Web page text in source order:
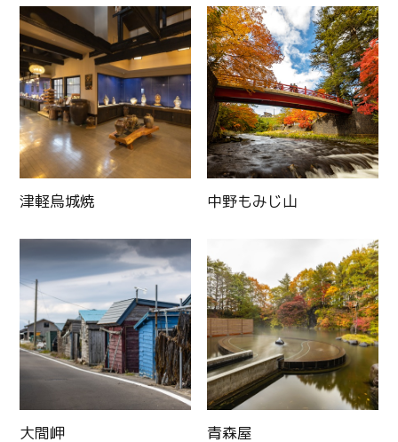
津軽烏城焼 中野もみじ山
大間岬 青森屋